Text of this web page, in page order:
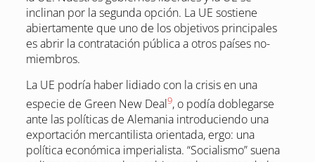
inclinan por la segunda opción. La UE sostiene
abiertamente que uno de los objetivos principales
es abrir la contratación pública a otros países no-
miembros.
La UE podría haber lidiado con la crisis en una
especie de Green New Deal9, o podía doblegarse
ante las políticas de Alemania introduciendo una
exportación mercantilista orientada, ergo: una
política económica imperialista. “Socialismo” suena